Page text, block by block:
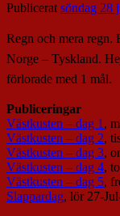
Publiceratsöndag 28
Regn och mera
Norge – Tyskland.
förlorade med 1 mål.
Publiceringar
Västkusten – dag 1,
Västkusten – dag 2,
Västkusten – dag 3,
Västkusten – dag 4,
Västkusten – dag 5,
Slappardag, lör 27-